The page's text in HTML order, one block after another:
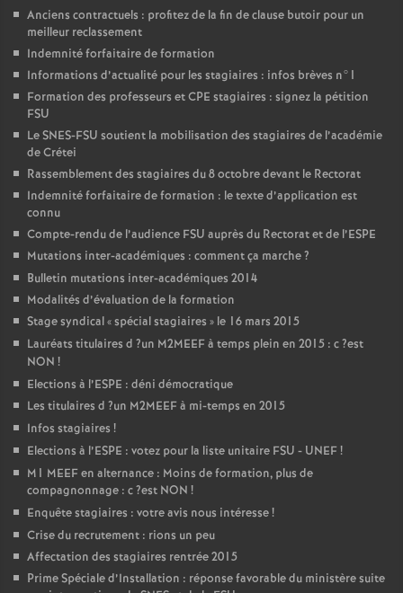
Anciens contractuels : profitez de la fin de clause butoir pour un
meilleur reclassement
Indemnité forfaitaire de formation
Informations d’actualité pour les stagiaires : infos brèves n°1
Formation des professeurs etCPE stagiaires : signez la pétition
FSU
LeSNES-FSU soutient la mobilisation des stagiaires de l’académie
de Crétei
Rassemblement des stagiaires du 8 octobre devant le Rectorat
Indemnité forfaitaire de formation : le texte d’application est
connu
Compte-rendu de l’audience FSU auprès du Rectorat et de l’ESPE
Mutations inter-académiques : comment ça marche?
Bulletin mutations inter-académiques 2014
Modalités d’évaluation de la formation
Stage syndical «spécial stagiaires » le 16 mars 2015
Lauréats titulaires d ?un M2MEEFà temps plein en 2015 : c?est
NON !
Elections à l’ESPE : déni démocratique
Les titulaires d ?un M2MEEFà mi-temps en 2015
Infos stagiaires !
Elections à l’ESPE : votez pour la liste unitaire FSU - UNEF!
M1 MEEFen alternance : Moins de formation, plus de
compagnonnage : c?est NON !
Enquête stagiaires : votre avis nous intéresse!
Crise du recrutement : rions un peu
Affectation des stagiaires rentrée 2015
Prime Spéciale d’Installation : réponse favorable du ministère suite